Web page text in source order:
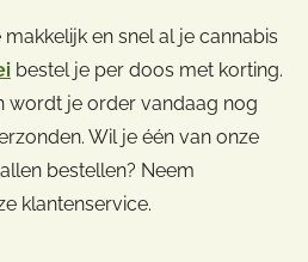
en snel al je cannabis
bestel je per doos met korting.
wordt je order vandaag nog
Wil je één van onze
bestellen? Neem
klantenservice.